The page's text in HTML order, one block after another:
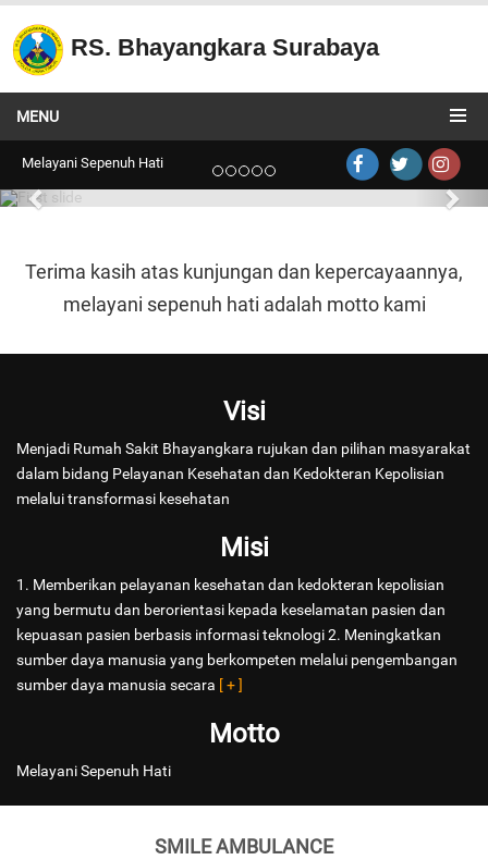
RS. Bhayangkara Surabaya
MENU
Melayani Sepenuh Hati
Radiologi
Radiologi
Terima kasih atas kunjungan dan kepercayaannya,
melayani sepenuh hati adalah motto kami
Visi
Menjadi Rumah Sakit Bhayangkara rujukan dan pilihan masyarakat
dalam bidang Pelayanan Kesehatan dan Kedokteran Kepolisian
melalui transformasi kesehatan
Misi
1. Memberikan pelayanan kesehatan dan kedokteran kepolisian
yang bermutu dan berorientasi kepada keselamatan pasien dan
kepuasan pasien berbasis informasi teknologi 2. Meningkatkan
sumber daya manusia yang berkompeten melalui pengembangan
sumber daya manusia secara [ + ]
Motto
Melayani Sepenuh Hati
SMILE AMBULANCE